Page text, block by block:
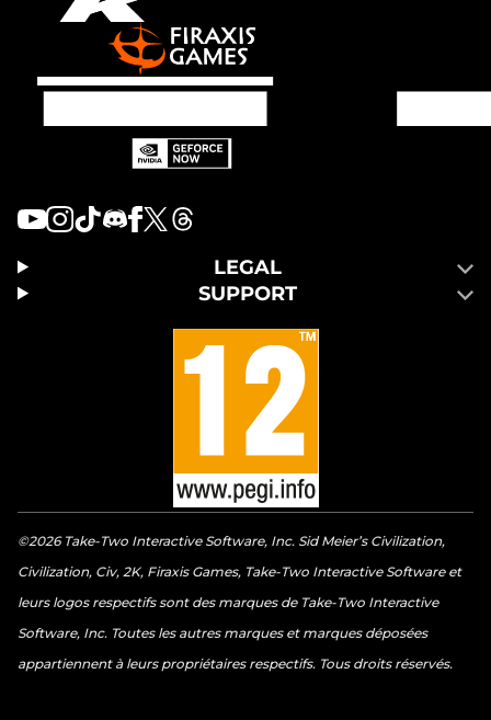
LEGAL
SUPPORT
©2026 Take-Two Interactive Software, Inc. Sid Meier’s Civilization,
Civilization, Civ, 2K, Firaxis Games, Take-Two Interactive Software et
leurs logos respectifs sont des marques de Take-Two Interactive
Software, Inc. Toutes les autres marques et marques déposées
appartiennent à leurs propriétaires respectifs. Tous droits réservés.